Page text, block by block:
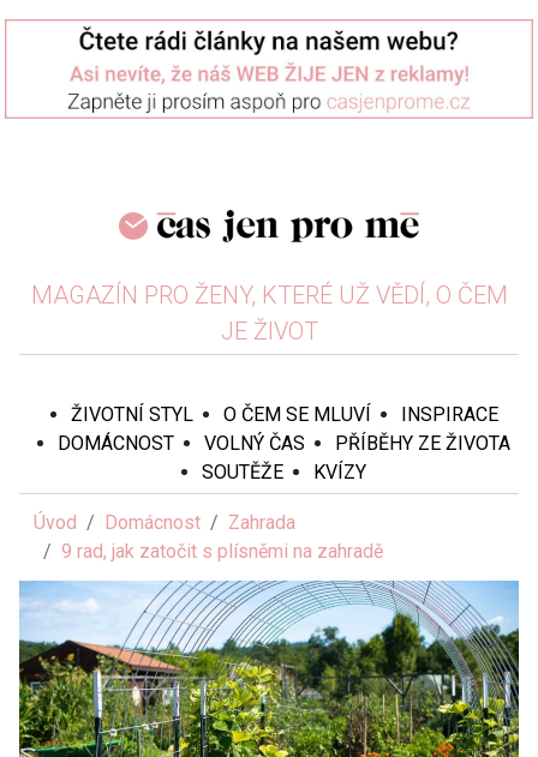
MAGAZÍN PRO ŽENY, KTERÉ UŽ VĚDÍ, O ČEM
JE ŽIVOT
ŽIVOTNÍ STYL O ČEM SE MLUVÍ
INSPIRACE
DOMÁCNOST
VOLNÝ ČAS
PŘÍBĚHY ZE ŽIVOTA
SOUTĚŽE
KVÍZY
Úvod Domácnost
Zahrada
9 rad, jak zatočit s plísněmi na zahradě